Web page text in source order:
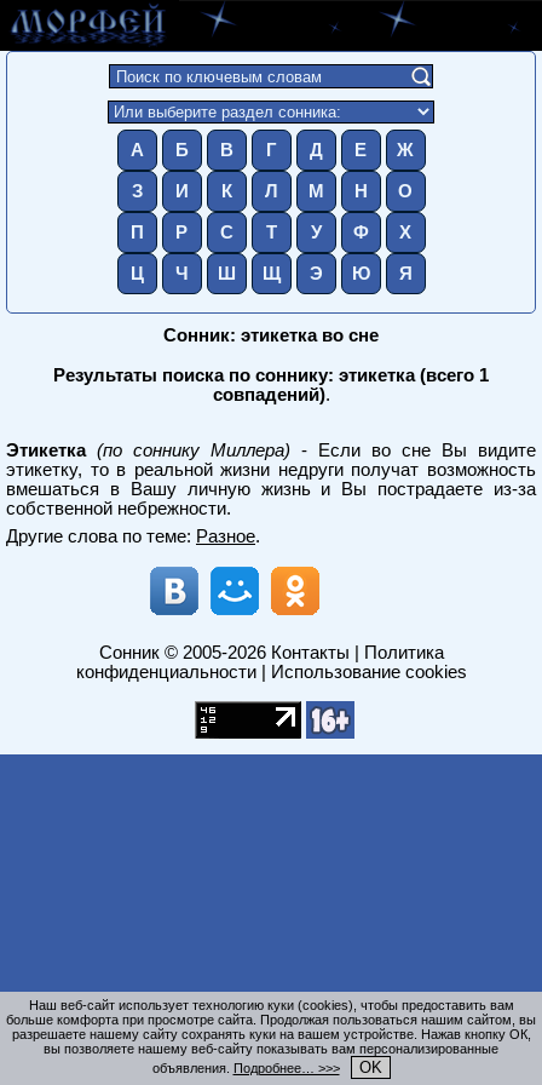
А Б В Г Д Е Ж
З И К Л М Н О
П Р С Т У Ф Х
Ц Ч Ш Щ Э Ю Я
Сонник: этикетка во сне
Результаты поиска по соннику: этикетка (всего 1
совпадений).
Этикетка (по соннику Миллера) - Если во сне Вы видите
этикетку, то в реальной жизни недруги получат возможность
вмешаться в Вашу личную жизнь и Вы пострадаете из-за
собственной небрежности.
Другие слова по теме: Разное.
Сонник© 2005-2026 Контакты
Политика
конфиденциальности| Использование cookies
Наш веб-сайт использует технологию куки (cookies), чтобы предоставить вам
больше комфорта при просмотре сайта. Продолжая пользоваться нашим сайтом, вы
разрешаете нашему сайту сохранять куки на вашем устройстве. Нажав кнопку ОК,
вы позволяете нашему веб-сайту показывать вам персонализированные
объявления. Подробнее… >>> OK